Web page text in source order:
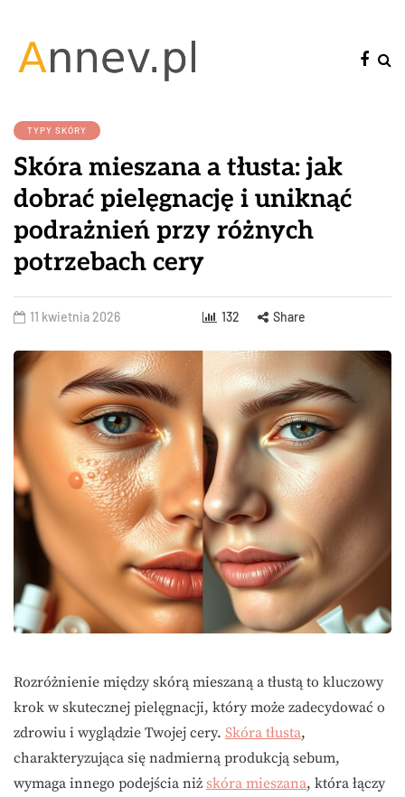
TYPY SKÓRY
Skóra mieszana a tłusta: jak
dobrać pielęgnację i uniknąć
podrażnień przy różnych
potrzebach cery
11 kwietnia 2026 132 Share
Rozróżnienie między skórą mieszaną a tłustą to kluczowy
krok w skutecznej pielęgnacji, który może zadecydować o
zdrowiu i wyglądzie Twojej cery. Skóra tłusta,
charakteryzująca się nadmierną produkcją sebum,
wymaga innego podejścia niż skóra mieszana, która łączy